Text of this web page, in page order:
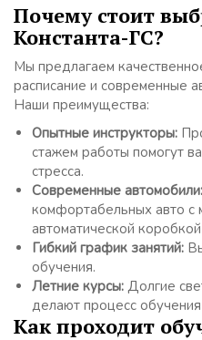
Почему стоит
Константа-ГС?
Мы предлагаем
расписание и современные
Наши преимущества:
Опытные инструкторы:
стажем работы помогут
стресса.
Современные автомобили:
комфортабельных авто с
автоматической
Гибкий график занятий:
обучения.
Летние курсы: Долгие
делают процесс
Как проходит